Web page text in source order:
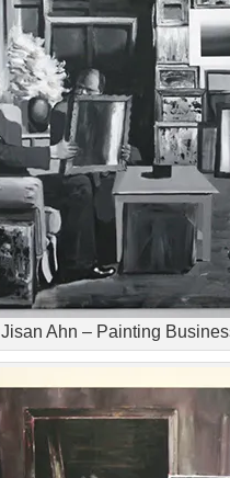
Jisan Ahn – Painting